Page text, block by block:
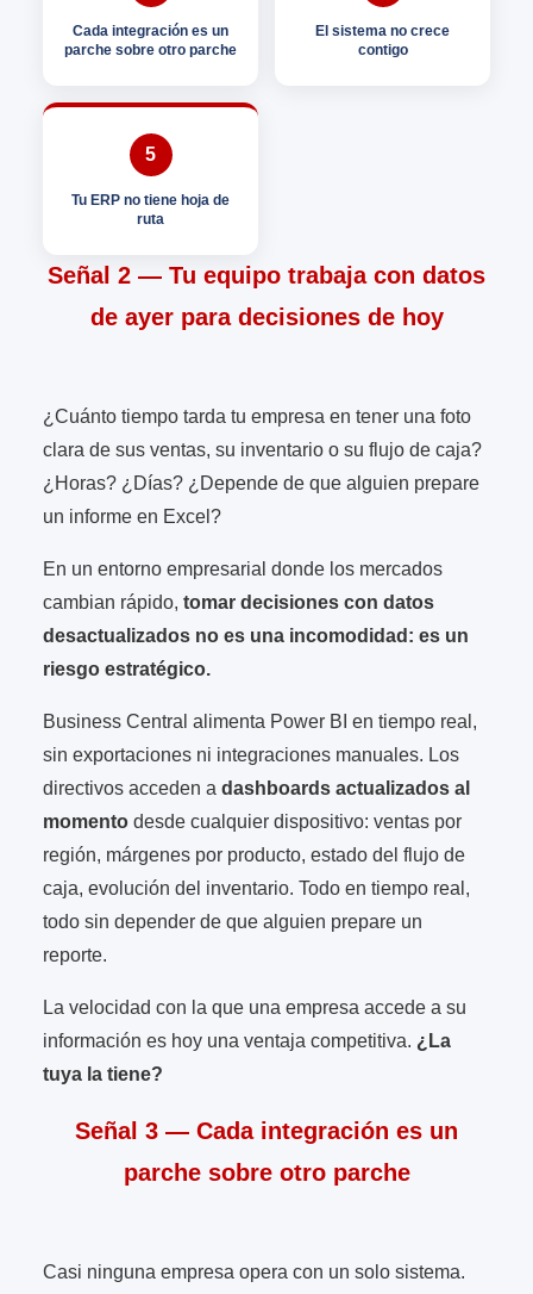
Cada integración es un
parche sobre otro parche
El sistema no crece
contigo
5
Tu ERP no tiene hoja de
ruta
Señal 2 — Tu equipo trabaja con datos
de ayer para decisiones de hoy
¿Cuánto tiempo tarda tu empresa en tener una foto
clara de sus ventas, su inventario o su flujo de caja?
¿Horas? ¿Días? ¿Depende de que alguien prepare
un informe en Excel?
En un entorno empresarial donde los mercados
cambian rápido, tomar decisiones con datos
desactualizados no es una incomodidad: es un
riesgo estratégico.
Business Central alimenta Power BI en tiempo real,
sin exportaciones ni integraciones manuales. Los
directivos acceden a dashboards actualizados al
momento desde cualquier dispositivo: ventas por
región, márgenes por producto, estado del flujo de
caja, evolución del inventario. Todo en tiempo real,
todo sin depender de que alguien prepare un
reporte.
La velocidad con la que una empresa accede a su
información es hoy una ventaja competitiva. ¿La
tuya la tiene?
Señal 3 — Cada integración es un
parche sobre otro parche
Casi ninguna empresa opera con un solo sistema.